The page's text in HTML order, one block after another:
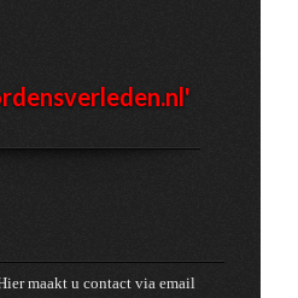
erleden.nl'
maakt u contact via email